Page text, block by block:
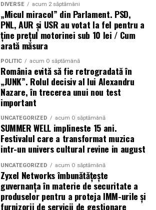
DIVERSE acum 2 săptămâni
„Micul miracol” din Parlament. PSD,
PNL, AUR și USR au votat la fel pentru a
ține prețul motorinei sub 10 lei / Cum
arată măsura
POLITIC acum O săptămână
România evită să fie retrogradată în
„JUNK”. Rolul decisiv al lui Alexandru
Nazare, în trecerea unui nou test
important
UNCATEGORIZED acum O săptămână
SUMMER WELL implineste 15 ani.
Festivalul care a transformat muzica
intr-un univers cultural revine in august
UNCATEGORIZED acum O săptămână
Zyxel Networks îmbunătățește
guvernanța în materie de securitate a
produselor pentru a proteja IMM-urile și
furnizorii de servicii de gestionare